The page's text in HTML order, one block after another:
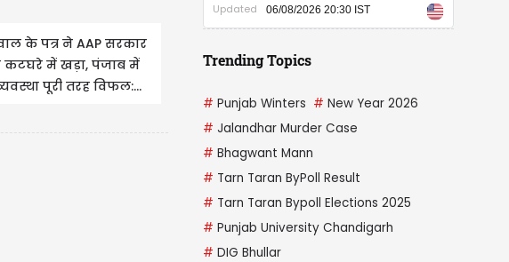
के पत्र ने AAP सरकार
कटघरे में खड़ा, पंजाब में
पूरी तरह विफल:...
Updated 06/08/2026 20:30 IST
Trending Topics
# Punjab Winters # New Year 2026
# Jalandhar Murder Case
# Bhagwant Mann
# Tarn Taran ByPoll Result
# Tarn Taran Bypoll Elections 2025
# Punjab University Chandigarh
# DIG Bhullar